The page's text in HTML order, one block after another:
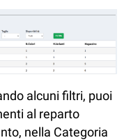
alcuni filtri, puoi
al reparto
nella Categoria